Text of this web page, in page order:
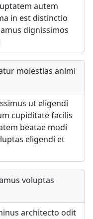
autem
in est distinctio
dignissimos
molestias animi
ut eligendi
cupiditate facilis
beatae modi
eligendi et
voluptas
architecto odit